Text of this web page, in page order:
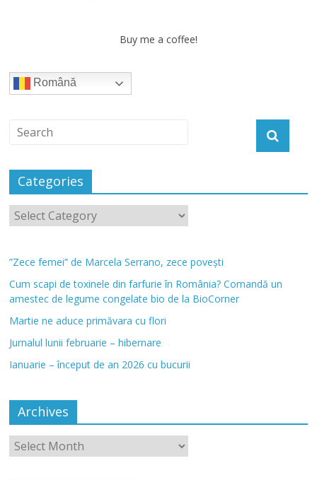
Buy me a coffee!
Română
Categories
”Zece femei” de Marcela Serrano, zece povești
Cum scapi de toxinele din farfurie în România? Comandă un
amestec de legume congelate bio de la BioCorner
Martie ne aduce primăvara cu flori
Jurnalul lunii februarie – hibernare
Ianuarie – început de an 2026 cu bucurii
Archives